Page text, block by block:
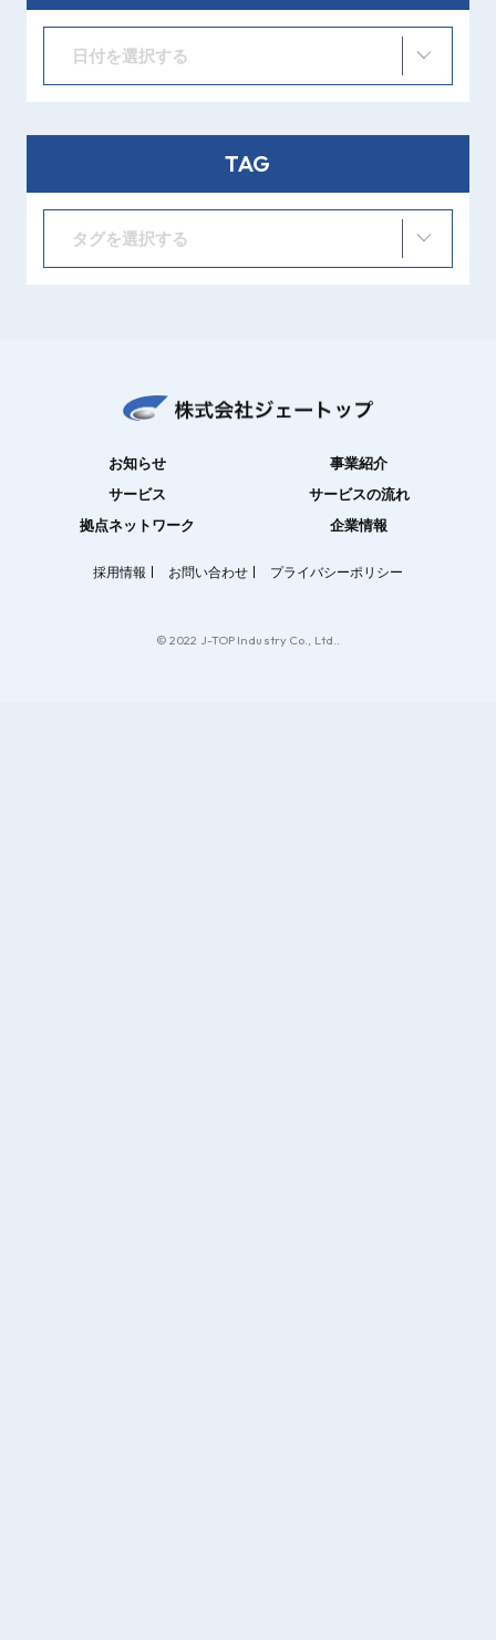
日付を選択する
TAG
タグを選択する
お知らせ
事業紹介
サービス
サービスの流れ
拠点ネットワーク
企業情報
採用情報 お問い合わせ プライバシーポリシー
© 2022 J-TOP Industry Co., Ltd..